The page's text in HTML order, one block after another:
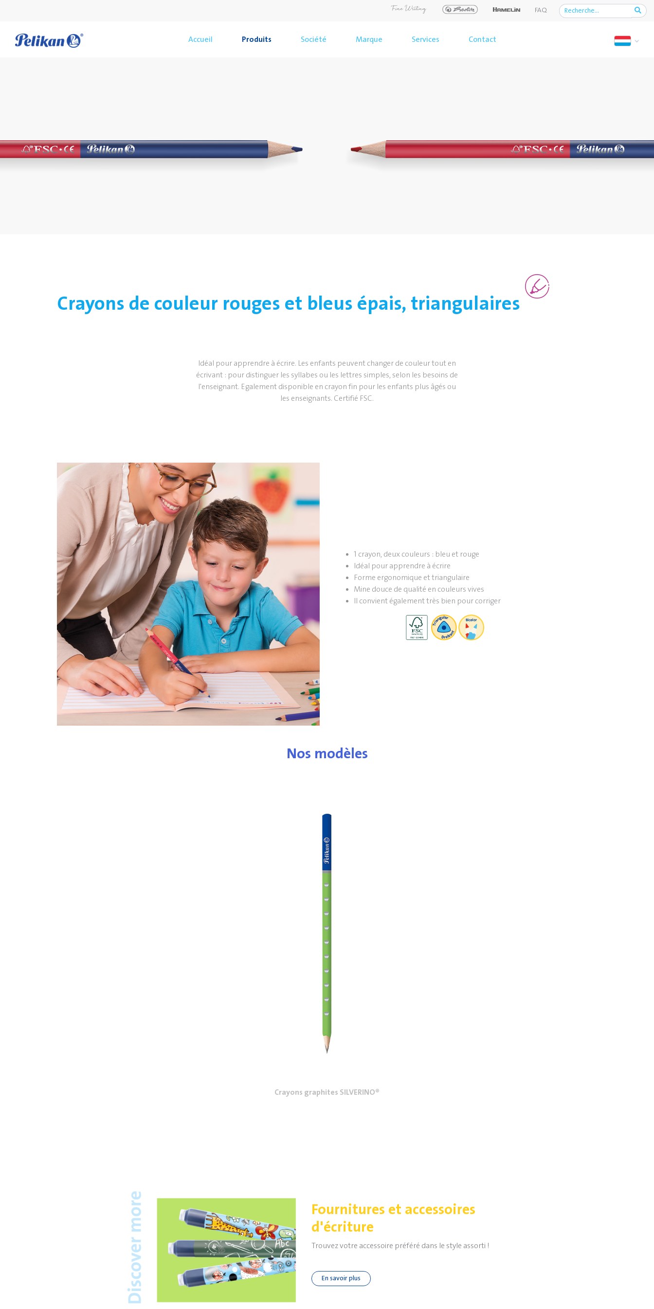
FAQ
Accueil Produits Société Marque Services Contact
Crayons de couleur rouges et bleus épais, triangulaires
Idéal pour apprendre à écrire. Les enfants peuvent changer de couleur tout en
écrivant : pour distinguer les syllabes ou les lettres simples, selon les besoins de
l'enseignant. Egalement disponible en crayon fin pour les enfants plus âgés ou
les enseignants. Certifié FSC.
1 crayon, deux couleurs : bleu et rouge
Idéal pour apprendre à écrire
Forme ergonomique et triangulaire
Mine douce de qualité en couleurs vives
Il convient également très bien pour corriger
Nos modèles
Crayons graphites SILVERINO®
Fournitures et accessoires
d'écriture
Trouvez votre accessoire préféré dans le style assorti !
En savoir plus